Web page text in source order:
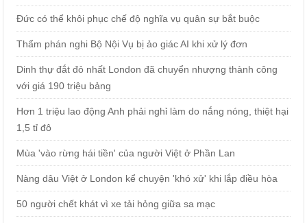
Đức có thể khôi phục chế độ nghĩa vụ quân sự bắt buộc
Thẩm phán nghi Bộ Nội Vụ bị ảo giác AI khi xử lý đơn
Dinh thự đắt đỏ nhất London đã chuyển nhượng thành công
với giá 190 triệu bảng
Hơn 1 triệu lao động Anh phải nghỉ làm do nắng nóng, thiệt hại
1,5 tỉ đô
Mùa 'vào rừng hái tiền' của người Việt ở Phần Lan
Nàng dâu Việt ở London kể chuyện 'khó xử' khi lắp điều hòa
50 người chết khát vì xe tải hỏng giữa sa mạc